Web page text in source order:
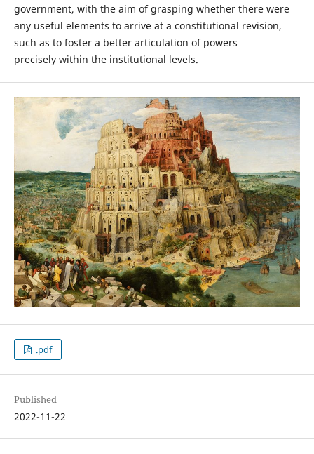
government, with the aim of grasping whether there were
any useful elements to arrive at a constitutional revision,
such as to foster a better articulation of powers
precisely within the institutional levels.
.pdf
Published
2022-11-22